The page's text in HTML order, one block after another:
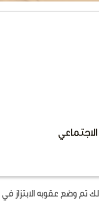
تم وضع عقوبه الابتزاز